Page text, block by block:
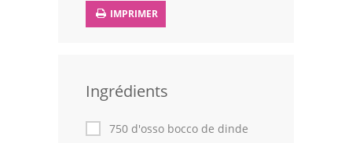
Astuces de cuisine
Fêtes Religieuses
Chefs
IMPRIMER
Ingrédients
750 d'osso bocco de dinde